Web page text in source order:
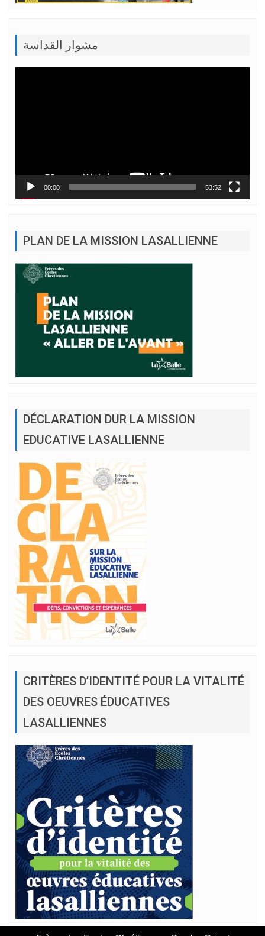
مشوار القداسة
00:00 53:52
PLAN DE LA MISSION LASALLIENNE
DÉCLARATION DUR LA MISSION
EDUCATIVE LASALLIENNE
CRITÈRES D’IDENTITÉ POUR LA VITALITÉ
DES OEUVRES ÉDUCATIVES
LASALLIENNES